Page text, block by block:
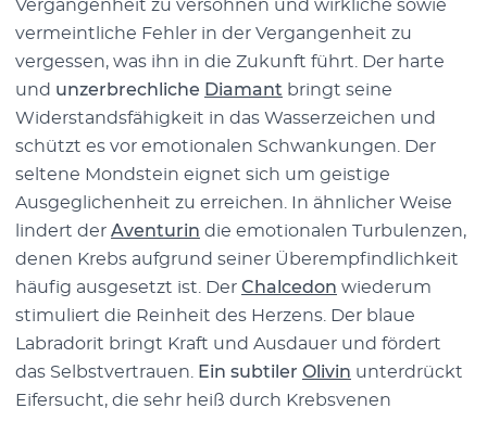
Vergangenheit zu versöhnen und wirkliche sowie
vermeintliche Fehler in der Vergangenheit zu
vergessen, was ihn in die Zukunft führt. Der harte
und unzerbrechliche Diamant bringt seine
Widerstandsfähigkeit in das Wasserzeichen und
schützt es vor emotionalen Schwankungen. Der
seltene Mondstein eignet sich um geistige
Ausgeglichenheit zu erreichen. In ähnlicher Weise
lindert der Aventurin die emotionalen Turbulenzen,
denen Krebs aufgrund seiner Überempfindlichkeit
häufig ausgesetzt ist. Der Chalcedon wiederum
stimuliert die Reinheit des Herzens. Der blaue
Labradorit bringt Kraft und Ausdauer und fördert
das Selbstvertrauen.
Ein subtiler Olivin unterdrückt
Eifersucht, die sehr heiß durch Krebsvenen